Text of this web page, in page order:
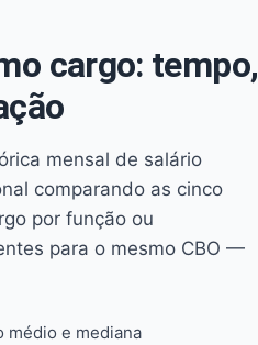
cargo: tempo,
mensal de salário
comparando as cinco
por função ou
para o mesmo CBO —
médio e mediana